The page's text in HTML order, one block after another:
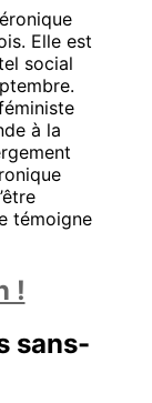
Elle est
social
à la
témoigne
!
sans-